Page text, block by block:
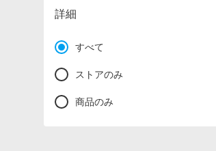
詳細
すべて
ストアのみ
商品のみ